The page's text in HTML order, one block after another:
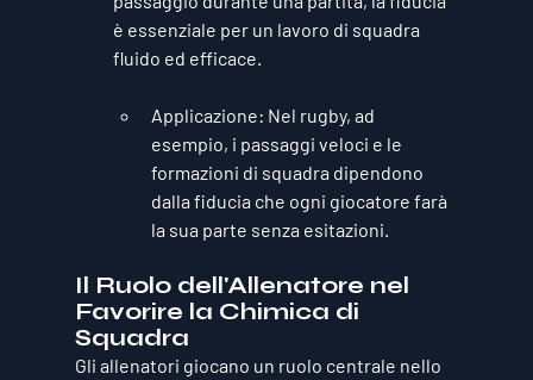
è essenziale per un lavoro di squadra
fluido ed efficace.
Applicazione: Nel rugby, ad
esempio, i passaggi veloci e le
formazioni di squadra dipendono
dalla fiducia che ogni giocatore farà
la sua parte senza esitazioni.
Il Ruolo dell'Allenatore nel
Favorire la Chimica di
Squadra
Gli allenatori giocano un ruolo centrale nello